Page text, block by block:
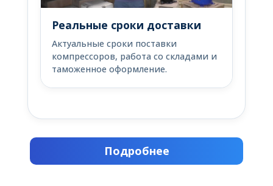
Реальные сроки доставки
Актуальные сроки поставки
компрессоров, работа со складами и
таможенное оформление.
Подробнее